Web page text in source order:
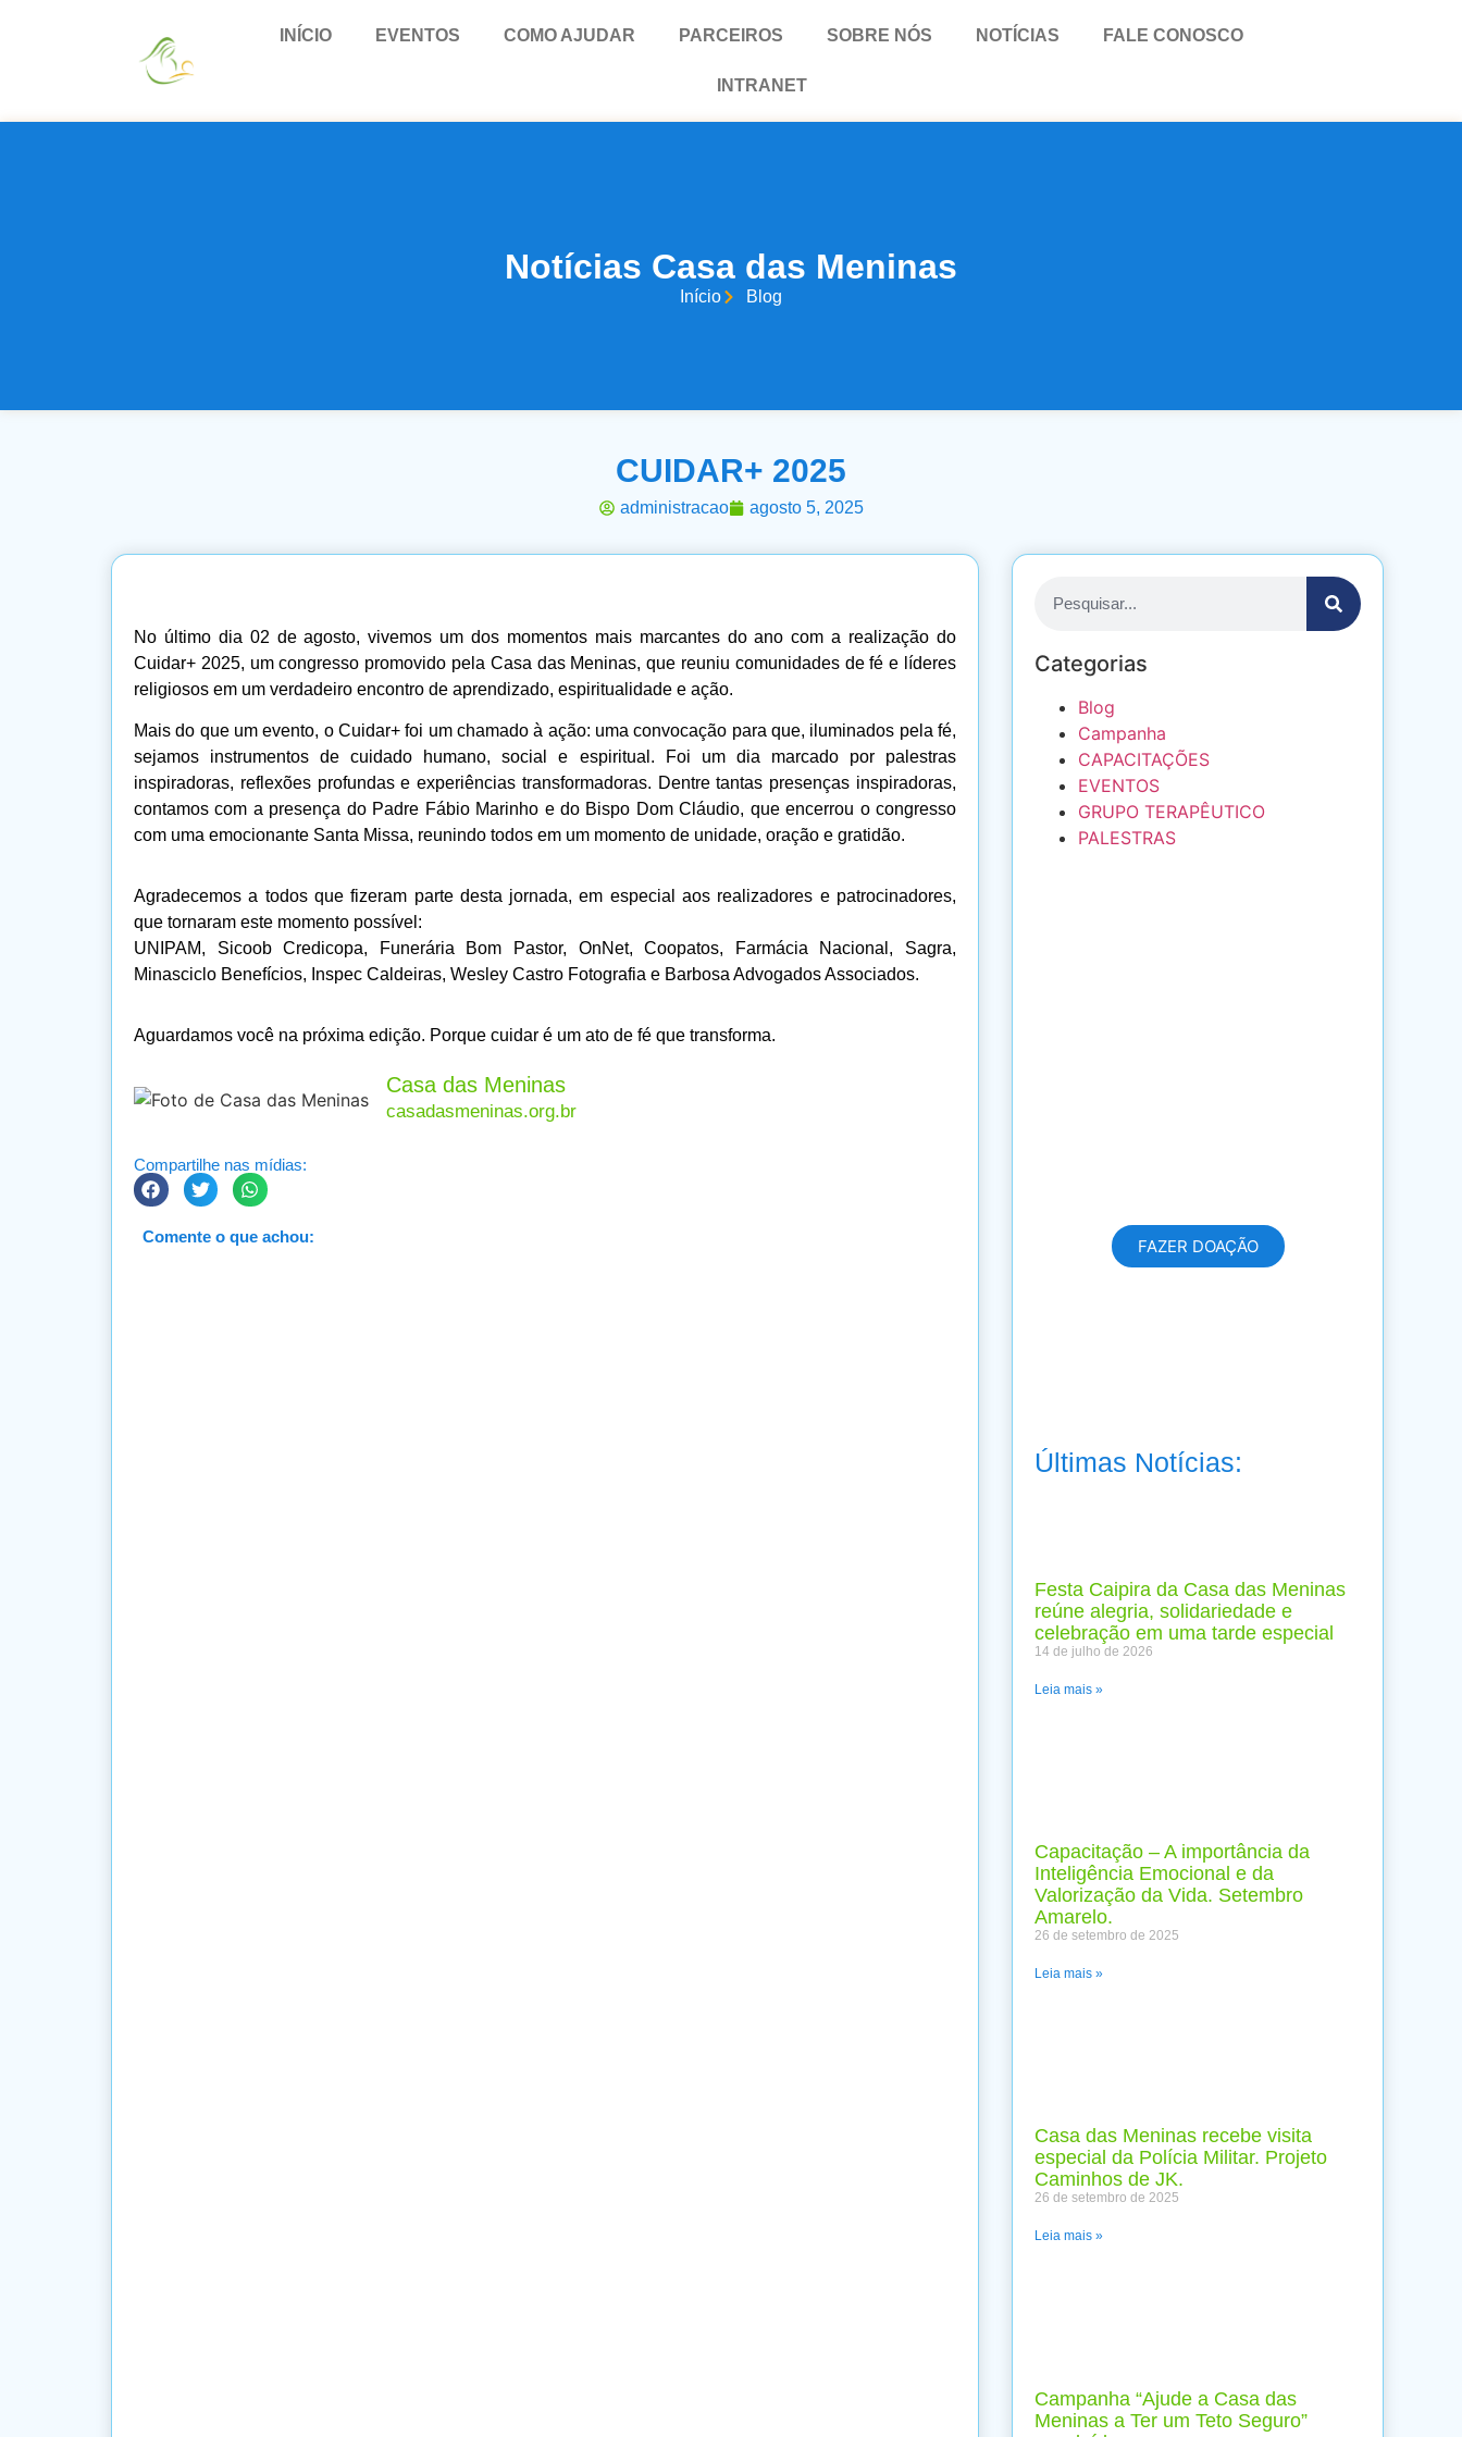
INÍCIO EVENTOS COMO AJUDAR PARCEIROS SOBRE NÓS NOTÍCIAS FALE CONOSCO
INTRANET
Notícias Casa das Meninas
Início Blog
CUIDAR+ 2025
administracao agosto 5, 2025
No último dia 02 de agosto, vivemos um dos momentos mais marcantes do ano com a realização do
Cuidar+ 2025, um congresso promovido pela Casa das Meninas, que reuniu comunidades de fé e líderes
religiosos em um verdadeiro encontro de aprendizado, espiritualidade e ação.
Mais do que um evento, o Cuidar+ foi um chamado à ação: uma convocação para que, iluminados pela fé,
sejamos instrumentos de cuidado humano, social e espiritual. Foi um dia marcado por palestras
inspiradoras, reflexões profundas e experiências transformadoras. Dentre tantas presenças inspiradoras,
contamos com a presença do Padre Fábio Marinho e do Bispo Dom Cláudio, que encerrou o congresso
com uma emocionante Santa Missa, reunindo todos em um momento de unidade, oração e gratidão.
Agradecemos a todos que fizeram parte desta jornada, em especial aos realizadores e patrocinadores,
que tornaram este momento possível:
UNIPAM, Sicoob Credicopa, Funerária Bom Pastor, OnNet, Coopatos, Farmácia Nacional, Sagra,
Minasciclo Benefícios, Inspec Caldeiras, Wesley Castro Fotografia e Barbosa Advogados Associados.
Aguardamos você na próxima edição. Porque cuidar é um ato de fé que transforma.
Casa das Meninas
casadasmeninas.org.br
Compartilhe nas mídias:
Comente o que achou:
Categorias
Blog
Campanha
CAPACITAÇÕES
EVENTOS
GRUPO TERAPÊUTICO
PALESTRAS
FAZER DOAÇÃO
Últimas Notícias:
Festa Caipira da Casa das Meninas
reúne alegria, solidariedade e
celebração em uma tarde especial
14 de julho de 2026
Leia mais »
Capacitação – A importância da
Inteligência Emocional e da
Valorização da Vida. Setembro
Amarelo.
26 de setembro de 2025
Leia mais »
Casa das Meninas recebe visita
especial da Polícia Militar. Projeto
Caminhos de JK.
26 de setembro de 2025
Leia mais »
Campanha “Ajude a Casa das
Meninas a Ter um Teto Seguro”